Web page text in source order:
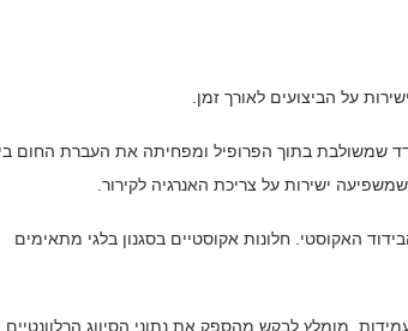
על הביצועים לאורך זמן.
שמשולבת בתוך הפרופיל ומפחיתה את העברת החום
ישירות על צריכת האנרגיה לקירור.
האקוסטי. חלונות אקוסטיים בסגנון בלגי מתאימים
מומלץ לבקש מהספק את נתוני הסיווג הרלוונטיים,